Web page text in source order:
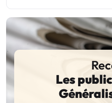
Les